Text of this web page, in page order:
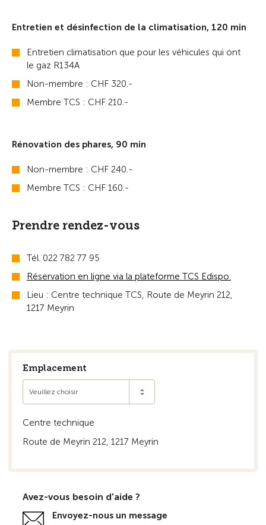
Entretien et désinfection de la climatisation, 120 min
Entretien climatisation que pour les véhicules qui ont
le gaz R134A
Non-membre : CHF 320.-
Membre TCS : CHF 210.-
Rénovation des phares, 90 min
Non-membre : CHF 240.-
Membre TCS : CHF 160.-
Prendre rendez-vous
Tél. 022 782 77 95
Réservation en ligne via la plateforme TCS Edispo.
Lieu : Centre technique TCS, Route de Meyrin 212,
1217 Meyrin
Emplacement
Veuillez choisir
Centre technique
Route de Meyrin 212, 1217 Meyrin
Avez-vous besoin d'aide ?
Envoyez-nous un message